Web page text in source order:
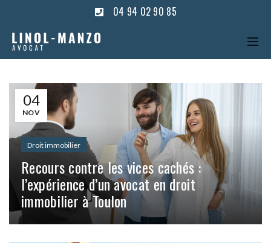
04 94 02 90 85
04
NOV
Droit immobilier
Recours contre les vices cachés :
l’expérience d’un avocat en droit
immobilier à Toulon